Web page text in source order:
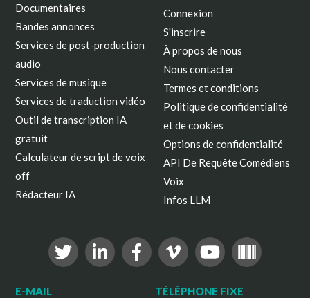
Documentaires
Bandes annonces
Services de post-production
audio
Services de musique
Services de traduction vidéo
Outil de transcription IA
gratuit
Calculateur de script de voix
off
Rédacteur IA
Connexion
S'inscrire
À propos de nous
Nous contacter
Termes et conditions
Politique de confidentialité
et de cookies
Options de confidentialité
API De Requête Comédiens
Voix
Infos LLM
E-MAIL
TÉLÉPHONE FIXE